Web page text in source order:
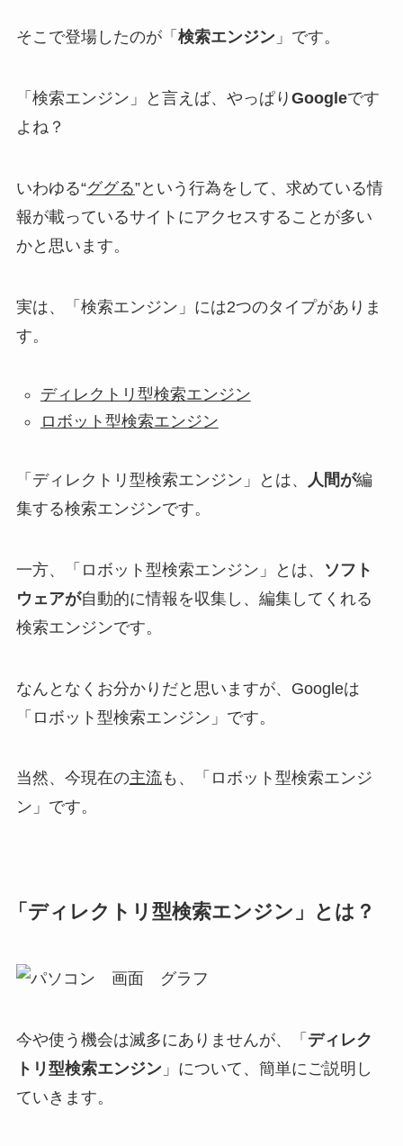
そこで登場したのが「 検索エンジン」です。
「検索エンジン」と言えば、やっぱり Googleです
よね？
いわゆる“ググる”という行為をして、求めている情
報が載っているサイトにアクセスすることが多い
かと思います。
実は、「検索エンジン」には2つのタイプがありま
す。
ディレクトリ型検索エンジン
ロボット型検索エンジン
「ディレクトリ型検索エンジン」とは、 人間が編
集する検索エンジンです。
一方、「ロボット型検索エンジン」とは、
ソフト
ウェアが自動的に情報を収集し、編集してくれる
検索エンジンです。
なんとなくお分かりだと思いますが、Googleは
「ロボット型検索エンジン」です。
当然、今現在の主流も、「ロボット型検索エンジ
ン」です。
「ディレクトリ型検索エンジン」とは？
今や使う機会は滅多にありませんが、「 ディレク
トリ型検索エンジン」について、簡単にご説明し
ていきます。